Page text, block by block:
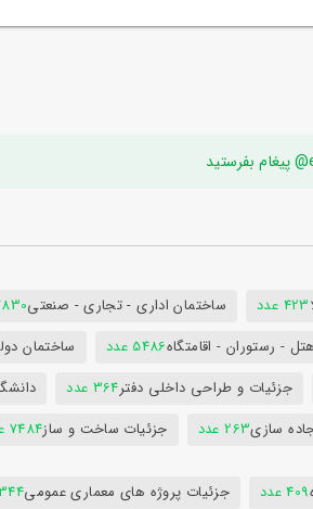
423 عدد ساختمان اداری - تجاری - صنعتی7830
هتل - رستوران - اقامتگاه5486 عدد ساختمان
جزئیات و طراحی داخلی دفتر364 عدد
سازی263 عدد جزئیات ساخت و ساز7484 عدد
409 عدد جزئیات پروژه های معماری عمومی344